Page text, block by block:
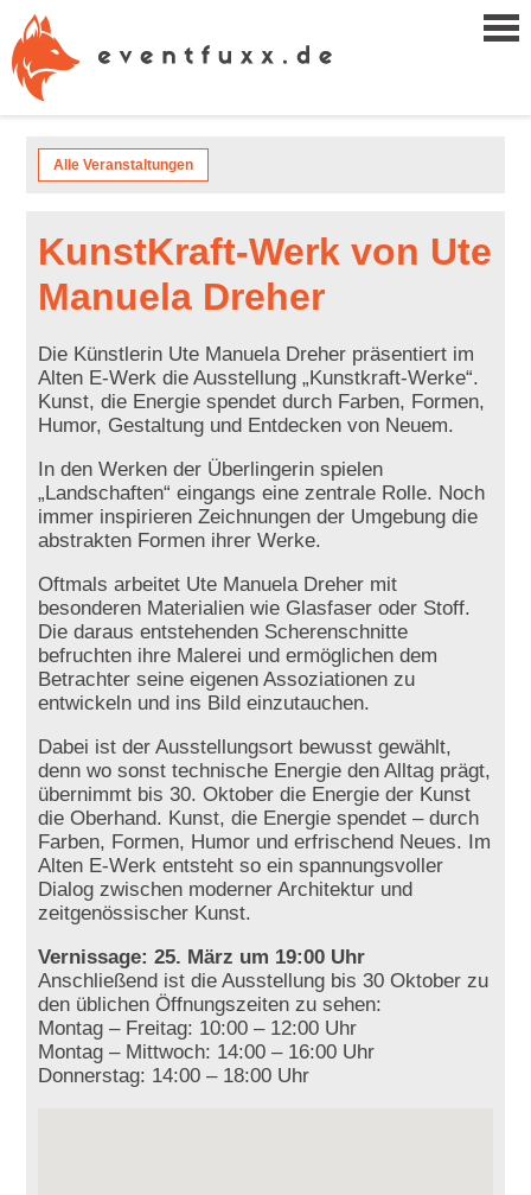
Alle Veranstaltungen
KunstKraft-Werk von Ute
Manuela Dreher
Die Künstlerin Ute Manuela Dreher präsentiert im
Alten E-Werk die Ausstellung „Kunstkraft-Werke“.
Kunst, die Energie spendet durch Farben, Formen,
Humor, Gestaltung und Entdecken von Neuem.
In den Werken der Überlingerin spielen
„Landschaften“ eingangs eine zentrale Rolle. Noch
immer inspirieren Zeichnungen der Umgebung die
abstrakten Formen ihrer Werke.
Oftmals arbeitet Ute Manuela Dreher mit
besonderen Materialien wie Glasfaser oder Stoff.
Die daraus entstehenden Scherenschnitte
befruchten ihre Malerei und ermöglichen dem
Betrachter seine eigenen Assoziationen zu
entwickeln und ins Bild einzutauchen.
Dabei ist der Ausstellungsort bewusst gewählt,
denn wo sonst technische Energie den Alltag prägt,
übernimmt bis 30. Oktober die Energie der Kunst
die Oberhand. Kunst, die Energie spendet – durch
Farben, Formen, Humor und erfrischend Neues. Im
Alten E-Werk entsteht so ein spannungsvoller
Dialog zwischen moderner Architektur und
zeitgenössischer Kunst.
Vernissage: 25. März um 19:00 Uhr
Anschließend ist die Ausstellung bis 30 Oktober zu
den üblichen Öffnungszeiten zu sehen:
Montag – Freitag: 10:00 – 12:00 Uhr
Montag – Mittwoch: 14:00 – 16:00 Uhr
Donnerstag: 14:00 – 18:00 Uhr